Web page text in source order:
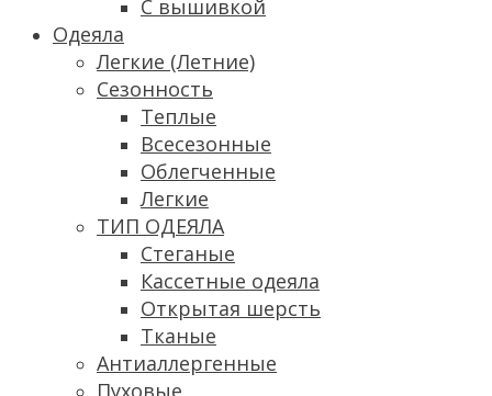
С вышивкой
Одеяла
Легкие (Летние)
Сезонность
Теплые
Всесезонные
Облегченные
Легкие
ТИП ОДЕЯЛА
Стеганые
Кассетные одеяла
Открытая шерсть
Тканые
Антиаллергенные
Пуховые